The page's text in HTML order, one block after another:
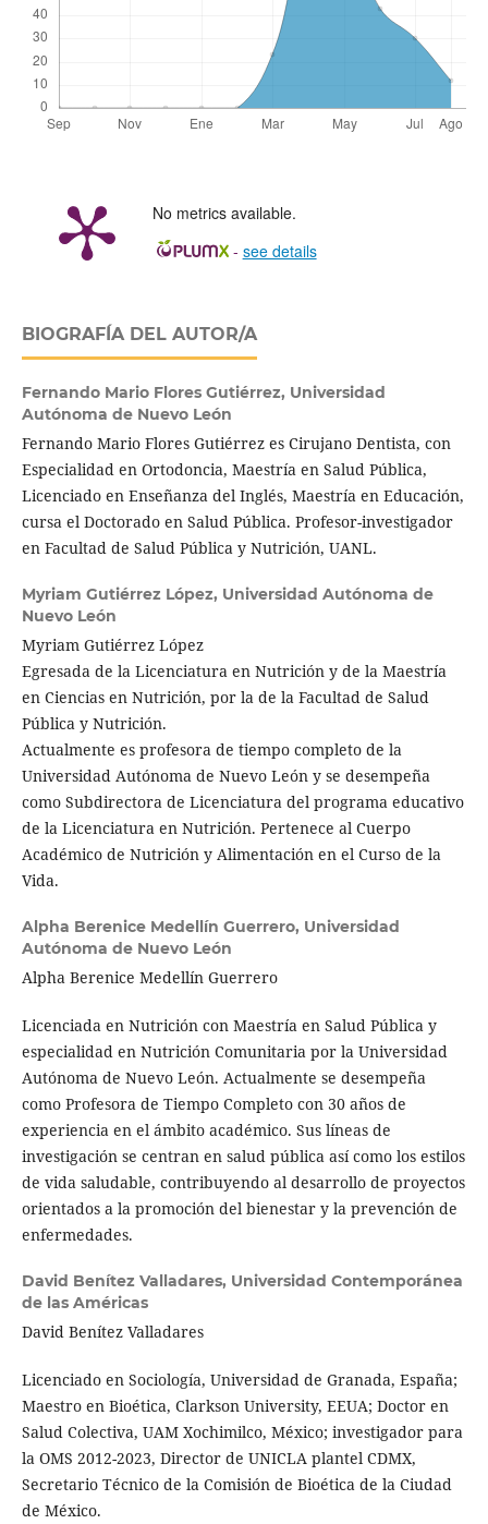
No metrics available.
- see details
BIOGRAFÍA DEL AUTOR/A
Fernando Mario Flores Gutiérrez, Universidad
Autónoma de Nuevo León
Fernando Mario Flores Gutiérrez es Cirujano Dentista, con
Especialidad en Ortodoncia, Maestría en Salud Pública,
Licenciado en Enseñanza del Inglés, Maestría en Educación,
cursa el Doctorado en Salud Pública. Profesor-investigador
en Facultad de Salud Pública y Nutrición, UANL.
Myriam Gutiérrez López, Universidad Autónoma de
Nuevo León
Myriam Gutiérrez López
Egresada de la Licenciatura en Nutrición y de la Maestría
en Ciencias en Nutrición, por la de la Facultad de Salud
Pública y Nutrición.
Actualmente es profesora de tiempo completo de la
Universidad Autónoma de Nuevo León y se desempeña
como Subdirectora de Licenciatura del programa educativo
de la Licenciatura en Nutrición. Pertenece al Cuerpo
Académico de Nutrición y Alimentación en el Curso de la
Vida.
Alpha Berenice Medellín Guerrero, Universidad
Autónoma de Nuevo León
Alpha Berenice Medellín Guerrero
Licenciada en Nutrición con Maestría en Salud Pública y
especialidad en Nutrición Comunitaria por la Universidad
Autónoma de Nuevo León. Actualmente se desempeña
como Profesora de Tiempo Completo con 30 años de
experiencia en el ámbito académico. Sus líneas de
investigación se centran en salud pública así como los estilos
de vida saludable, contribuyendo al desarrollo de proyectos
orientados a la promoción del bienestar y la prevención de
enfermedades.
David Benítez Valladares, Universidad Contemporánea
de las Américas
David Benítez Valladares
Licenciado en Sociología, Universidad de Granada, España;
Maestro en Bioética, Clarkson University, EEUA; Doctor en
Salud Colectiva, UAM Xochimilco, México; investigador para
la OMS 2012-2023, Director de UNICLA plantel CDMX,
Secretario Técnico de la Comisión de Bioética de la Ciudad
de México.